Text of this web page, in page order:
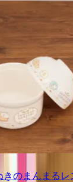
のまんまる